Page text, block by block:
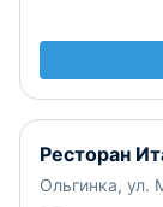
Ресторан
Ольгинка, ул.